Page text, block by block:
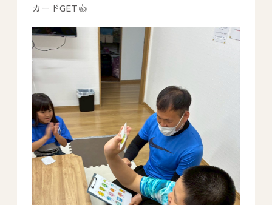
カードGET👍